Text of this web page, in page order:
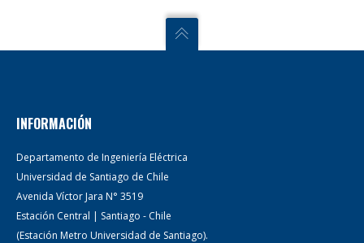
INFORMACIÓN
Departamento de Ingeniería Eléctrica
Universidad de Santiago de Chile
Avenida Víctor Jara N° 3519
Estación Central | Santiago - Chile
(Estación Metro Universidad de Santiago).